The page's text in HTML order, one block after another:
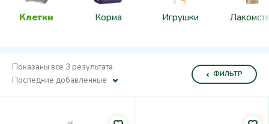
Клетки Корма Игрушки
Показаны все 3 результата
Последние добавленные
ФИЛЬТР